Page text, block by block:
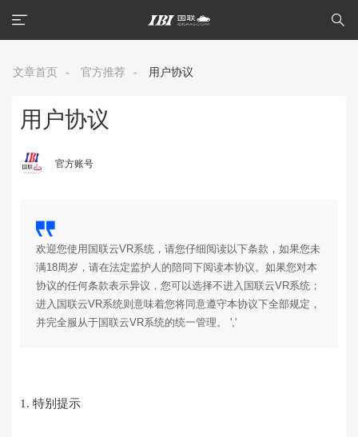
文章首页 - 官方推荐 - 用户协议
用户协议
官方账号
欢迎您使用国联云VR系统，请您仔细阅读以下条款，如果您未
满18周岁，请在法定监护人的陪同下阅读本协议。如果您对本
协议的任何条款表示异议，您可以选择不进入国联云VR系统；
进入国联云VR系统则意味着您将同意遵守本协议下全部规定，
并完全服从于国联云VR系统的统一管理。 ','
1. 特别提示